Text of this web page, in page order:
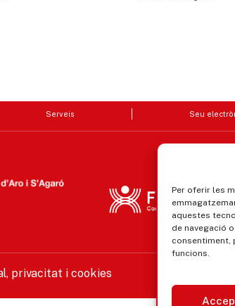
Per oferir les
aquestes
de navegació
consentiment,
funcions.
Serveis Seu
privacitat i cookies